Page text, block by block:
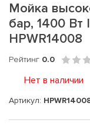
Мойка
бар, 1400 Вт
HPWR14008
Рейтинг 0.0
Нет в наличии
Артикул: